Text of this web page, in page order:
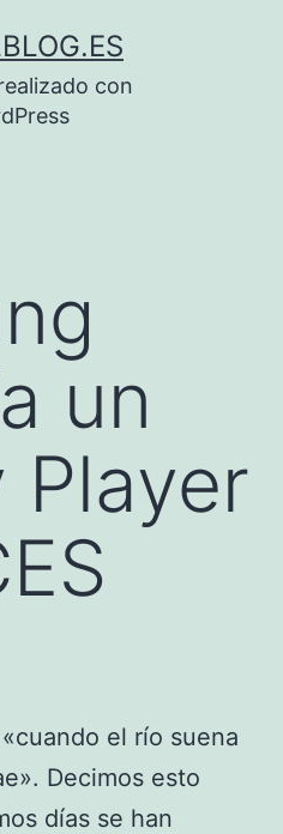
con
un
Player
el río suena
Decimos esto
días se han